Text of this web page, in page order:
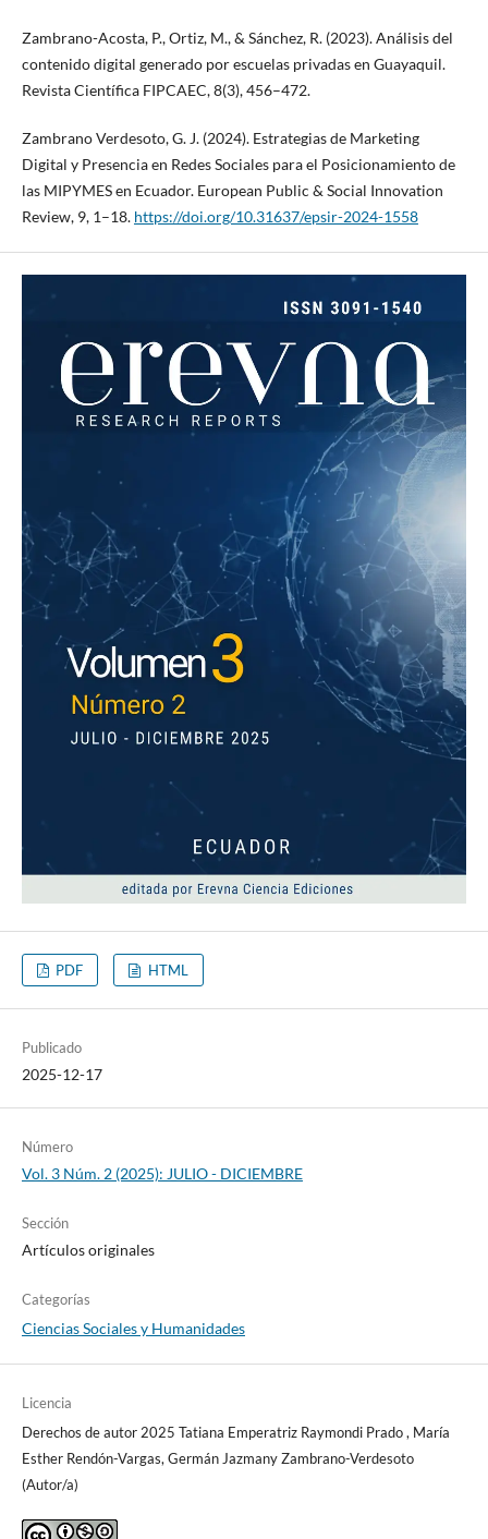
Zambrano-Acosta, P., Ortiz, M., & Sánchez, R. (2023). Análisis del
contenido digital generado por escuelas privadas en Guayaquil.
Revista Científica FIPCAEC, 8(3), 456–472.
Zambrano Verdesoto, G. J. (2024). Estrategias de Marketing
Digital y Presencia en Redes Sociales para el Posicionamiento de
las MIPYMES en Ecuador. European Public & Social Innovation
Review, 9, 1–18. https://doi.org/10.31637/epsir-2024-1558
PDF HTML
Publicado
2025-12-17
Número
Vol. 3 Núm. 2 (2025): JULIO - DICIEMBRE
Sección
Artículos originales
Categorías
Ciencias Sociales y Humanidades
Licencia
Derechos de autor 2025 Tatiana Emperatriz Raymondi Prado , María
Esther Rendón-Vargas, Germán Jazmany Zambrano-Verdesoto
(Autor/a)